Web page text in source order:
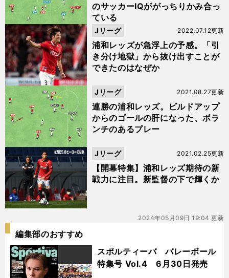
のサッカーIQががっちりかみ合っ
ている
浦和レッズが急浮上の予感。「引
き分け地獄」から抜け出すことが
できたのはなぜか
2022.07.12更新
Jリーグ
連勝の浦和レッズ。ビルドアップ
からのゴールの肝になった、ボラ
ンチのあるプレー
2021.08.27更新
Jリーグ
【開幕特集】浦和レッズ期待の新
戦力に注目。新監督の下で輝くか
2021.02.25更新
Jリーグ
2024年05月09日 19:04 更新
編集部のおすすめ
スポルティーバ バレーボール
特集号 Vol.4 6月30日発売